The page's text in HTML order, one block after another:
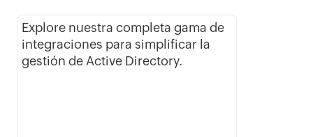
Explore nuestra completa gama de
integraciones para simplificar la
gestión de Active Directory.